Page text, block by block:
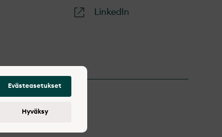
LinkedIn
Evästeasetukset
Hyväksy